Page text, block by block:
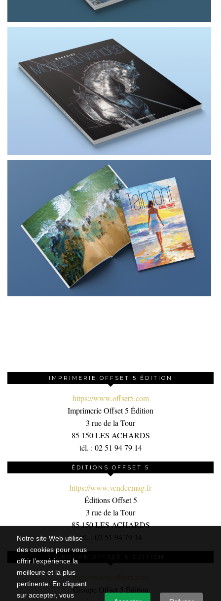
Notre site Web utilise
des cookies pour vous
offrir l’expérience la
meilleure et la plus
pertinente. En cliquant
sur accepter, vous
IMPRIMERIE OFFSET 5 ÉDITION
https://www.offset5.com
Imprimerie Offset 5 Édition
3 rue de la Tour
85 150 LES ACHARDS
tél. : 02 51 94 79 14
ÉDITIONS OFFSET 5
https://www.vendeemag.fr
Éditions Offset 5
3 rue de la Tour
85 150 LES ACHARDS
tél. : 02 51 94 79 14
GROUPE OFFSET 5 ÉDITION
https://www.offset5.com
Groupe Offset 5 Édition